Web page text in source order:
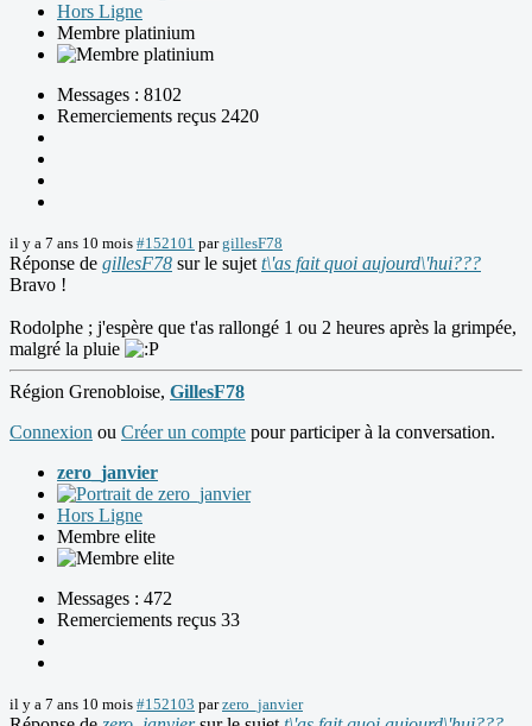
Hors Ligne
Membre platinium
Messages : 8102
Remerciements reçus 2420
il y a 7 ans 10 mois #152101 pargillesF78
Réponse de gillesF78 sur le sujet t\'as fait quoi aujourd\'hui???
Bravo !
Rodolphe ; j'espère que t'as rallongé 1 ou 2 heures après la grimpée,
malgré la pluie
Région Grenobloise, GillesF78
Connexion ou Créer un compte pour participer à la conversation.
zero_janvier
Hors Ligne
Membre elite
Messages : 472
Remerciements reçus 33
il y a 7 ans 10 mois #152103 parzero_janvier